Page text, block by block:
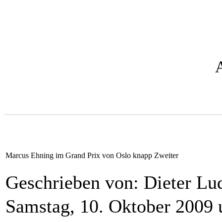
Marcus Ehning im Grand Prix von Oslo knapp Zweiter
Geschrieben von: Dieter
Samstag, 10. Oktober 2009